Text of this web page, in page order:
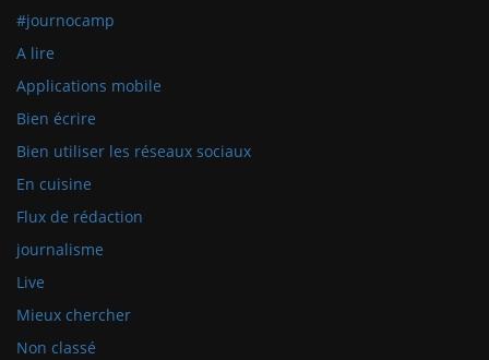
#journocamp
A lire
Applications mobile
Bien écrire
Bien utiliser les réseaux sociaux
En cuisine
Flux de rédaction
journalisme
Live
Mieux chercher
Non classé